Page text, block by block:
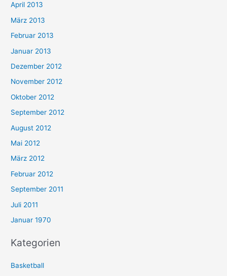
April 2013
März 2013
Februar 2013
Januar 2013
Dezember 2012
November 2012
Oktober 2012
September 2012
August 2012
Mai 2012
März 2012
Februar 2012
September 2011
Juli 2011
Januar 1970
Kategorien
Basketball